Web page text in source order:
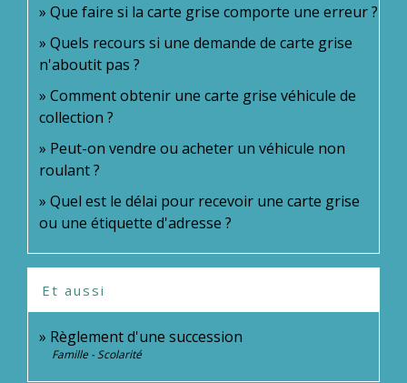
Que faire si la carte grise comporte une erreur ?
Quels recours si une demande de carte grise
n'aboutit pas ?
Comment obtenir une carte grise véhicule de
collection ?
Peut-on vendre ou acheter un véhicule non
roulant ?
Quel est le délai pour recevoir une carte grise
ou une étiquette d'adresse ?
Et aussi
Règlement d'une succession
Famille - Scolarité